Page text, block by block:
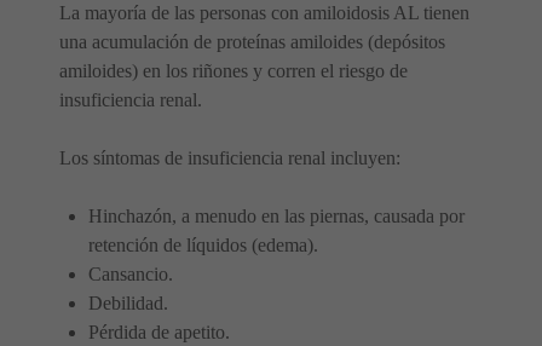
La mayoría de las personas con amiloidosis AL tienen
una acumulación de proteínas amiloides (depósitos
amiloides) en los riñones y corren el riesgo de
insuficiencia renal.
Los síntomas de insuficiencia renal incluyen:
Hinchazón, a menudo en las piernas, causada por
retención de líquidos (edema).
Cansancio.
Debilidad.
Pérdida de apetito.